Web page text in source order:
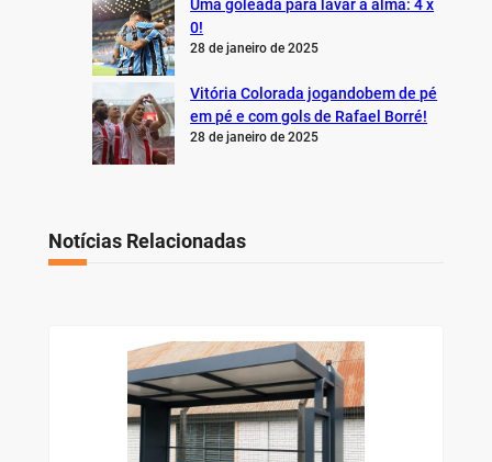
Uma goleada para lavar a alma: 4 x
0!
28 de janeiro de 2025
Vitória Colorada jogandobem de pé
em pé e com gols de Rafael Borré!
28 de janeiro de 2025
Notícias Relacionadas